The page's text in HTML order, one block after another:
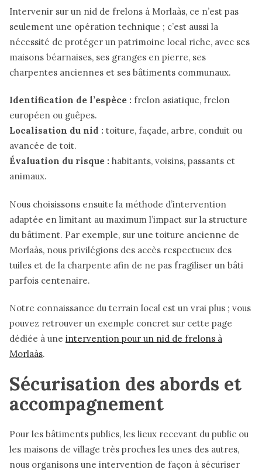
Intervenir sur un nid de frelons à Morlaàs, ce n’est pas
seulement une opération technique ; c’est aussi la
nécessité de protéger un patrimoine local riche, avec ses
maisons béarnaises, ses granges en pierre, ses
charpentes anciennes et ses bâtiments communaux.
Identification de l’espèce : frelon asiatique, frelon
européen ou guêpes.
Localisation du nid : toiture, façade, arbre, conduit ou
avancée de toit.
Évaluation du risque : habitants, voisins, passants et
animaux.
Nous choisissons ensuite la méthode d’intervention
adaptée en limitant au maximum l’impact sur la structure
du bâtiment. Par exemple, sur une toiture ancienne de
Morlaàs, nous privilégions des accès respectueux des
tuiles et de la charpente afin de ne pas fragiliser un bâti
parfois centenaire.
Notre connaissance du terrain local est un vrai plus ; vous
pouvez retrouver un exemple concret sur cette page
dédiée à une intervention pour un nid de frelons à
Morlaàs.
Sécurisation des abords et
accompagnement
Pour les bâtiments publics, les lieux recevant du public ou
les maisons de village très proches les unes des autres,
nous organisons une intervention de façon à sécuriser